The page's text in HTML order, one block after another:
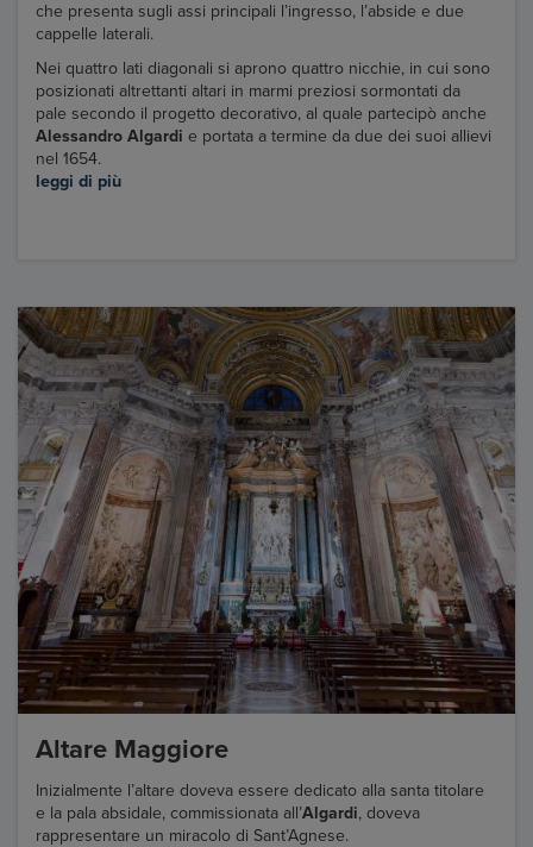
che presenta sugli assi principali l’ingresso, l’abside e due
cappelle laterali.
Nei quattro lati diagonali si aprono quattro nicchie, in cui sono
posizionati altrettanti altari in marmi preziosi sormontati da
pale secondo il progetto decorativo, al quale partecipò anche
Alessandro Algardi e portata a termine da due dei suoi allievi
nel 1654.
leggi di più
Altare Maggiore
Inizialmente l’altare doveva essere dedicato alla santa titolare
e la pala absidale, commissionata all’Algardi, doveva
rappresentare un miracolo di Sant’Agnese.